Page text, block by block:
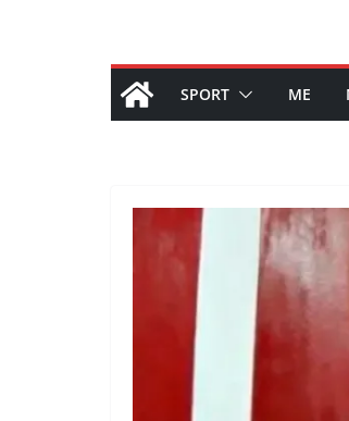
SPORT ME